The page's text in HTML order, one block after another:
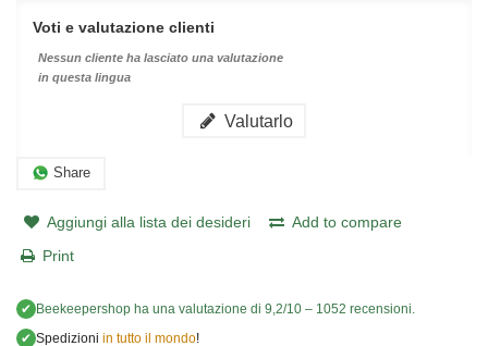
Voti e valutazione clienti
Nessun cliente ha lasciato una valutazione
in questa lingua
Valutarlo
Share
Aggiungi alla lista dei desideri
Add to compare
Print
✔ Beekeepershop ha una valutazione di 9,2/10 – 1052 recensioni.
✔ Spedizioni in tutto il mondo!